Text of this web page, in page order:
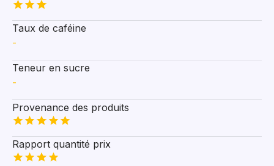
Taux de caféine
-
Teneur en sucre
-
Provenance des produits
Rapport quantité prix